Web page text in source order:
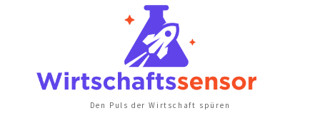
Den Puls der Wirtschaft spüren